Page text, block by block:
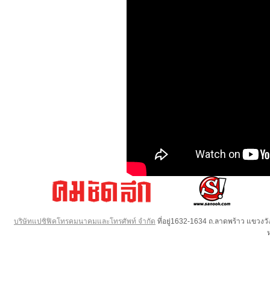
บริษัทแปซิฟิคโทรคมนาคมและโทรศัพท์ จำกัด ที่อยู่1632-1634 ถ.ลาดพร้าว แขวง